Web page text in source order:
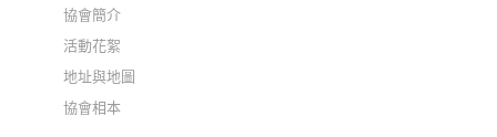
協會簡介
活動花絮
地址與地圖
協會相本